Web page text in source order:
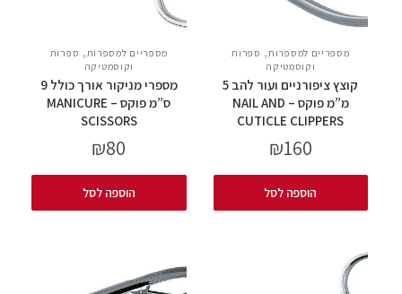
מספריים למספרות , ספרות
וקוסמטיקה
קוצץ ציפורניים ועור להב 5
מ”מ פוקס – NAIL AND
CUTICLE CLIPPERS
₪160
הוספה לסל
מספריים למספרות , ספרות
וקוסמטיקה
מספרי מניקור אורך כולל 9
ס”מ פוקס – MANICURE
SCISSORS
₪80
הוספה לסל